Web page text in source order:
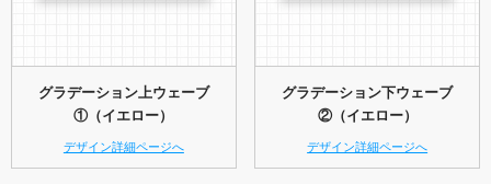
グラデーション上ウェーブ
①（イエロー）
デザイン詳細ページへ
グラデーション下ウェーブ
②（イエロー）
デザイン詳細ページへ